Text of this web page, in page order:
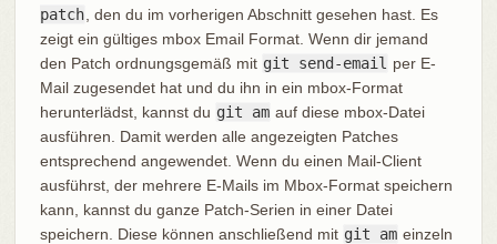
patch , den du im vorherigen Abschnitt gesehen hast. Es
zeigt ein gültiges mbox Email Format. Wenn dir jemand
den Patch ordnungsgemäß mit git send-email per E-
Mail zugesendet hat und du ihn in ein mbox-Format
herunterlädst, kannst du git am auf diese mbox-Datei
ausführen. Damit werden alle angezeigten Patches
entsprechend angewendet. Wenn du einen Mail-Client
ausführst, der mehrere E-Mails im Mbox-Format speichern
kann, kannst du ganze Patch-Serien in einer Datei
speichern. Diese können anschließend mit git am einzeln